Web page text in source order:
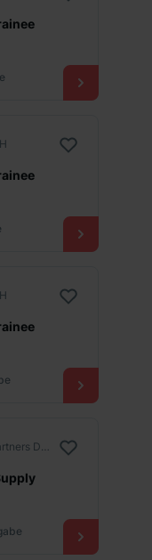
Coca-Cola Europacific Partners Deutschland GmbH